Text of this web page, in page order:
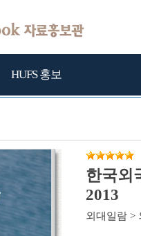
HUFS 홍보
한국외
2013
외대일람 >